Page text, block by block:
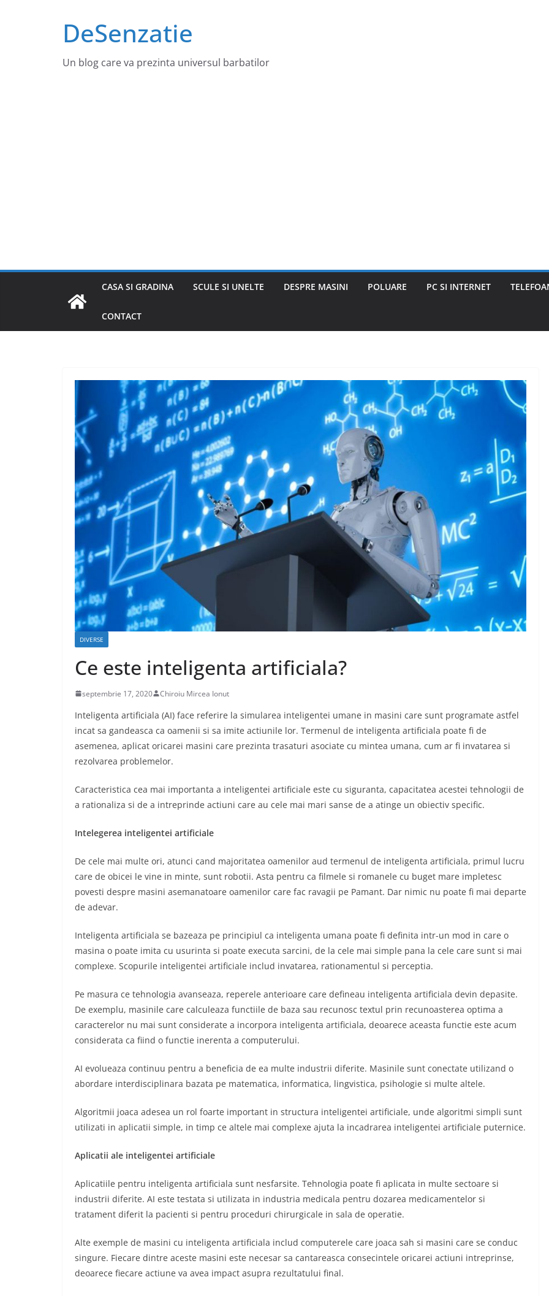
DeSenzatie
Un blog care va prezinta universul barbatilor
CASA SI GRADINA SCULE SI UNELTE DESPRE MASINI POLUARE PC SI INTERNET
CONTACT
DIVERSE
Ce este inteligenta artificiala?
septembrie 17, 2020 Chiroiu Mircea Ionut
Inteligenta artificiala (AI) face referire la simularea inteligentei umane in masini care sunt programate astfel
incat sa gandeasca ca oamenii si sa imite actiunile lor. Termenul de inteligenta artificiala poate fi de
asemenea, aplicat oricarei masini care prezinta trasaturi asociate cu mintea umana, cum ar fi invatarea si
rezolvarea problemelor.
Caracteristica cea mai importanta a inteligentei artificiale este cu siguranta, capacitatea acestei tehnologii de
a rationaliza si de a intreprinde actiuni care au cele mai mari sanse de a atinge un obiectiv specific.
Intelegerea inteligentei artificiale
De cele mai multe ori, atunci cand majoritatea oamenilor aud termenul de inteligenta artificiala, primul lucru
care de obicei le vine in minte, sunt robotii. Asta pentru ca filmele si romanele cu buget mare impletesc
povesti despre masini asemanatoare oamenilor care fac ravagii pe Pamant. Dar nimic nu poate fi mai departe
de adevar.
Inteligenta artificiala se bazeaza pe principiul ca inteligenta umana poate fi definita intr-un mod in care o
masina o poate imita cu usurinta si poate executa sarcini, de la cele mai simple pana la cele care sunt si mai
complexe. Scopurile inteligentei artificiale includ invatarea, rationamentul si perceptia.
Pe masura ce tehnologia avanseaza, reperele anterioare care defineau inteligenta artificiala devin depasite.
De exemplu, masinile care calculeaza functiile de baza sau recunosc textul prin recunoasterea optima a
caracterelor nu mai sunt considerate a incorpora inteligenta artificiala, deoarece aceasta functie este acum
considerata ca fiind o functie inerenta a computerului.
AI evolueaza continuu pentru a beneficia de ea multe industrii diferite. Masinile sunt conectate utilizand o
abordare interdisciplinara bazata pe matematica, informatica, lingvistica, psihologie si multe altele.
Algoritmii joaca adesea un rol foarte important in structura inteligentei artificiale, unde algoritmi simpli sunt
utilizati in aplicatii simple, in timp ce altele mai complexe ajuta la incadrarea inteligentei artificiale puternice.
Aplicatii ale inteligentei artificiale
Aplicatiile pentru inteligenta artificiala sunt nesfarsite. Tehnologia poate fi aplicata in multe sectoare si
industrii diferite. AI este testata si utilizata in industria medicala pentru dozarea medicamentelor si
tratament diferit la pacienti si pentru proceduri chirurgicale in sala de operatie.
Alte exemple de masini cu inteligenta artificiala includ computerele care joaca sah si masini care se conduc
singure. Fiecare dintre aceste masini este necesar sa cantareasca consecintele oricarei actiuni intreprinse,
deoarece fiecare actiune va avea impact asupra rezultatului final.
CASA SI GRADINA
Care sunt avantajele
caselor din lemn?
aprilie 17, 2020 Chiroiu Mircea Ionut
DIVERSE
Diferentele dintre
articolele seo si
advertoriale
decembrie 1, 2024 Chiroiu Mircea Ionut